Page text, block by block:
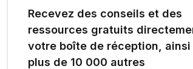
Recevez des conseils et des
ressources gratuits
votre boîte de réception, ainsi
plus de 10 000 autres